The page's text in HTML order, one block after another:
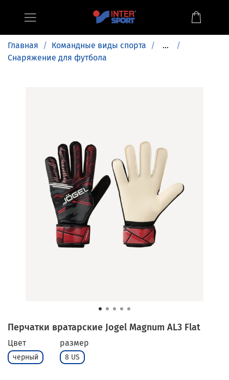
Главная Командные виды спорта
...
Снаряжение для футбола
Перчатки вратарские Jogel Magnum AL3 Flat
Цвет
черный
размер
8 US